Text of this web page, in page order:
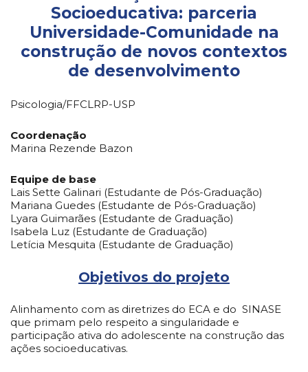
Socioeducativa: parceria
Universidade-Comunidade na
construção de novos contextos
de desenvolvimento
Psicologia/FFCLRP-USP
Coordenação
Marina Rezende Bazon
Equipe de base
Lais Sette Galinari (Estudante de Pós-Graduação)
Mariana Guedes (Estudante de Pós-Graduação)
Lyara Guimarães (Estudante de Graduação)
Isabela Luz (Estudante de Graduação)
Letícia Mesquita (Estudante de Graduação)
Objetivos do projeto
Alinhamento com as diretrizes do ECA e do SINASE
que primam pelo respeito a singularidade e
participação ativa do adolescente na construção das
ações socioeducativas.